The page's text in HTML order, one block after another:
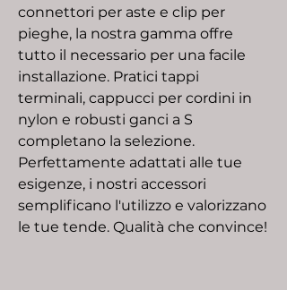
connettori per aste e clip per
pieghe, la nostra gamma offre
tutto il necessario per una facile
installazione. Pratici tappi
terminali, cappucci per cordini in
nylon e robusti ganci a S
completano la selezione.
Perfettamente adattati alle tue
esigenze, i nostri accessori
semplificano l'utilizzo e valorizzano
le tue tende. Qualità che convince!